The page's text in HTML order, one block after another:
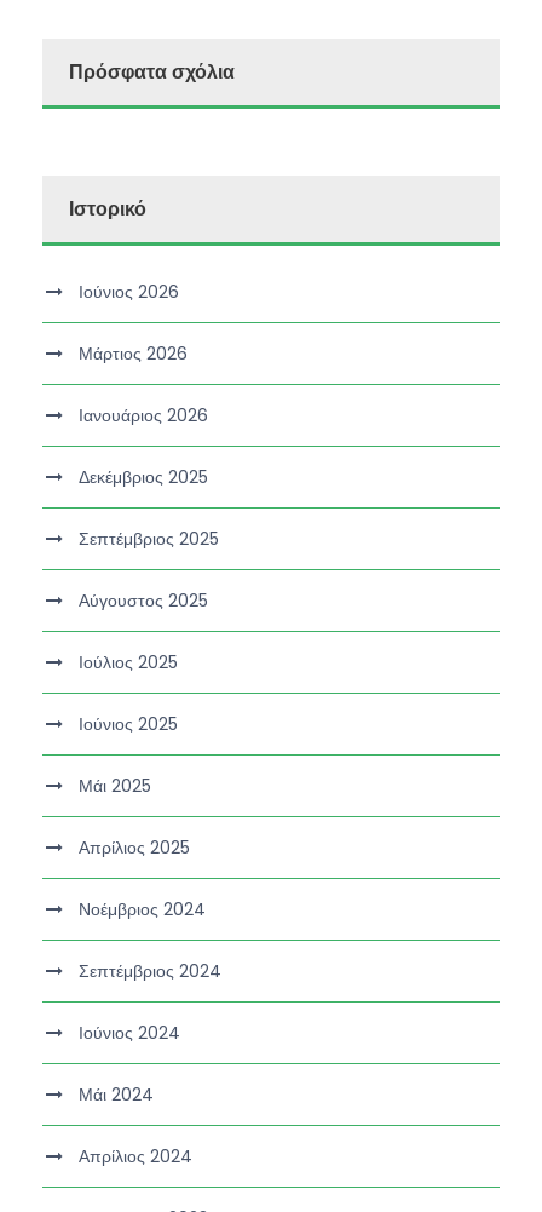
Πρόσφατα σχόλια
Ιστορικό
Ιούνιος 2026
Μάρτιος 2026
Ιανουάριος 2026
Δεκέμβριος 2025
Σεπτέμβριος 2025
Αύγουστος 2025
Ιούλιος 2025
Ιούνιος 2025
Μάι 2025
Απρίλιος 2025
Νοέμβριος 2024
Σεπτέμβριος 2024
Ιούνιος 2024
Μάι 2024
Απρίλιος 2024